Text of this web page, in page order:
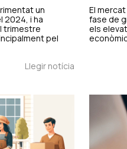
un
2024, i ha
trimestre
pel
Llegir notícia
El
fase de
els